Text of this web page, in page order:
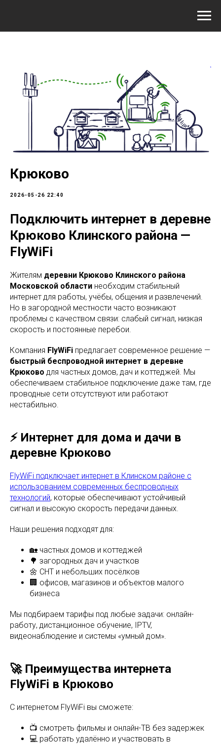
Крюково
2026-05-26 22:40
Подключить интернет в деревне
Крюково Клинского района —
FlyWiFi
Жителям деревни Крюково Клинского района
Московской области необходим стабильный
интернет для работы, учёбы, общения и развлечений.
Но в загородной местности часто возникают
проблемы с качеством связи: слабый сигнал, низкая
скорость и постоянные перебои.
Компания FlyWiFi предлагает современное решение —
быстрый беспроводной интернет в деревне
Крюково для частных домов, дач и коттеджей. Мы
обеспечиваем стабильное подключение даже там, где
проводные сети отсутствуют или работают
нестабильно.
⚡ Интернет для дома и дачи в
деревне Крюково
FlyWiFi подключает интернет в Клинском районе с
использованием современных беспроводных
технологий, которые обеспечивают устойчивый
сигнал и высокую скорость передачи данных.
Наши решения подходят для:
🏡 частных домов и коттеджей
🌳 загородных дач и участков
🌼 СНТ и небольших посёлков
🏢 офисов, магазинов и объектов малого
бизнеса
Мы подбираем тарифы под любые задачи: онлайн-
работу, дистанционное обучение, IPTV,
видеонаблюдение и системы «умный дом».
🚀 Преимущества интернета
FlyWiFi в Крюково
С интернетом FlyWiFi вы сможете:
📺 смотреть фильмы и онлайн-ТВ без задержек
💻 работать удалённо и участвовать в